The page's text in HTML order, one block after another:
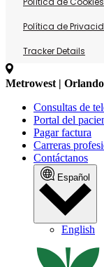
Política de
Tracker Details
Metrowest |
Consultas de
Portal del
Pagar factura
Carreras
Contáctanos
Español
English